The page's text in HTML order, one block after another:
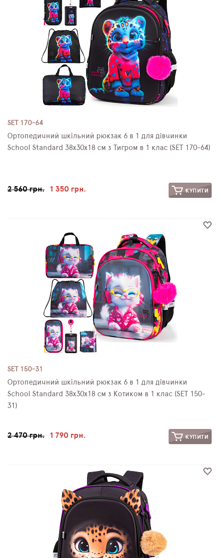
SET 170-64
Ортопедичний шкільний рюкзак 6 в 1 для дівчинки
School Standard 38х30х18 см з Тигром в 1 клас (SET 170-64)
2 560 грн. 1 350 грн. КУПИТИ
SET 150-31
Ортопедичний шкільний рюкзак 6 в 1 для дівчинки
School Standard 38х30х18 см з Котиком в 1 клас (SET 150-
31)
2 470 грн. 1 790 грн. КУПИТИ